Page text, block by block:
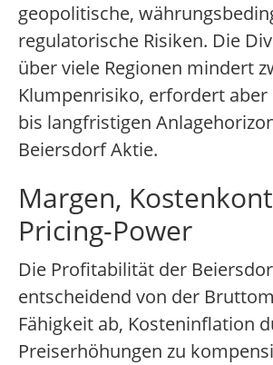
geopolitische,
regulatorische Risiken. Die
über viele Regionen mindert
Klumpenrisiko, erfordert
bis langfristigen
Beiersdorf Aktie.
Margen,
Pricing-Power
Die Profitabilität der
entscheidend von der
Fähigkeit ab, Kosteninflation
Preiserhöhungen zu